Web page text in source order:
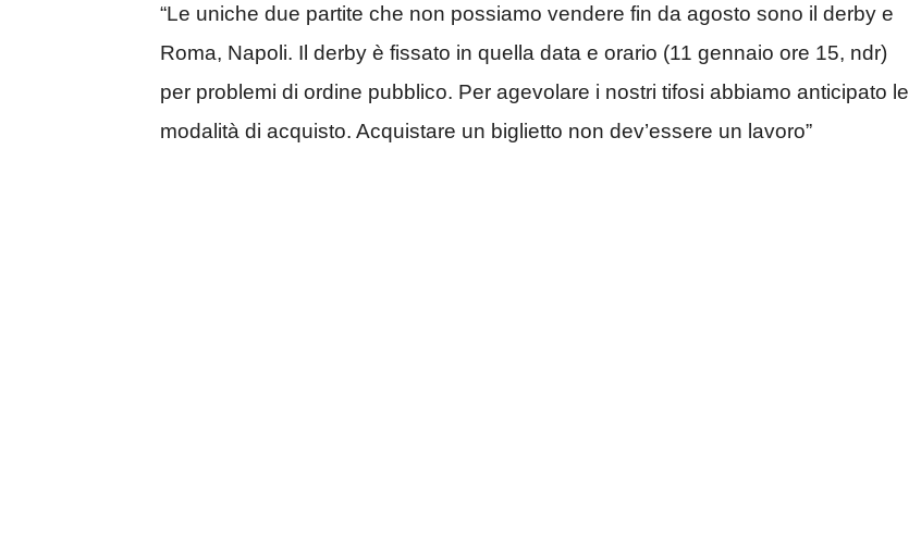
“Le uniche due partite che non possiamo vendere fin da agosto sono il derby e
Roma, Napoli. Il derby è fissato in quella data e orario (11 gennaio ore 15, ndr)
per problemi di ordine pubblico. Per agevolare i nostri tifosi abbiamo anticipato le
modalità di acquisto. Acquistare un biglietto non dev’essere un lavoro”